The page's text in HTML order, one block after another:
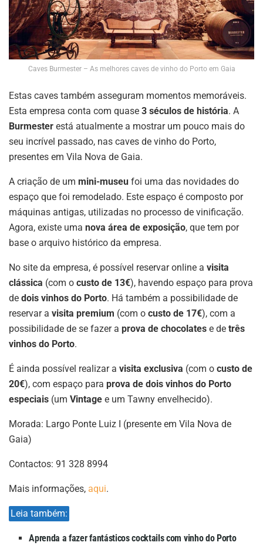
Caves Burmester – As melhores caves de vinho do Porto em Gaia
Estas caves também asseguram momentos memoráveis.
Esta empresa conta com quase 3 séculos de história. A
Burmester está atualmente a mostrar um pouco mais do
seu incrível passado, nas caves de vinho do Porto,
presentes em Vila Nova de Gaia.
A criação de um mini-museu foi uma das novidades do
espaço que foi remodelado. Este espaço é composto por
máquinas antigas, utilizadas no processo de vinificação.
Agora, existe uma nova área de exposição, que tem por
base o arquivo histórico da empresa.
No site da empresa, é possível reservar online a visita
clássica (com o custo de 13€), havendo espaço para prova
de dois vinhos do Porto. Há também a possibilidade de
reservar a visita premium (com o custo de 17€), com a
possibilidade de se fazer a prova de chocolates e de três
vinhos do Porto.
É ainda possível realizar a visita exclusiva (com o custo de
20€), com espaço para prova de dois vinhos do Porto
especiais (um Vintage e um Tawny envelhecido).
Morada: Largo Ponte Luiz I (presente em Vila Nova de
Gaia)
Contactos: 91 328 8994
Mais informações, aqui.
Leia também:
Aprenda a fazer fantásticos cocktails com vinho do Porto